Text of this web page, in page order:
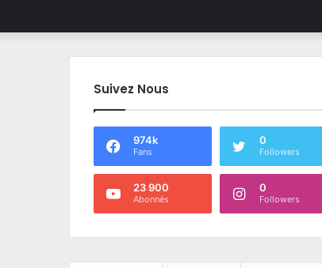
Suivez Nous
974k
Fans
0
Followers
23 900
Abonnés
0
Followers